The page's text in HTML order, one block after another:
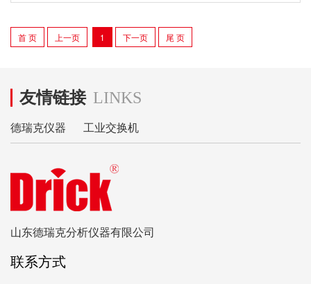
首 页 上一页 1 下一页 尾 页
友情链接 LINKS
德瑞克仪器 工业交换机
山东德瑞克分析仪器有限公司
联系方式